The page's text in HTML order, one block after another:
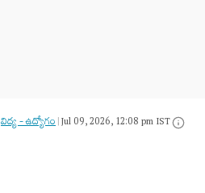
విద్య - ఉద్యోగం|Jul 09, 2026, 12:08 pm IST